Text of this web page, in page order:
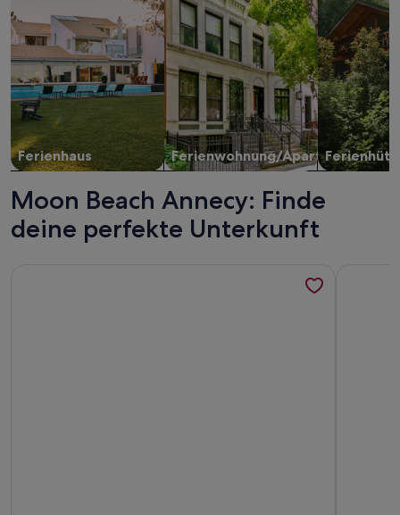
Ferienhaus Ferienwohnung/Apartment
Moon Beach Annecy: Finde
deine perfekte Unterkunft
Weitere Infos zu Chalet Happyview - luxury holiday for 15